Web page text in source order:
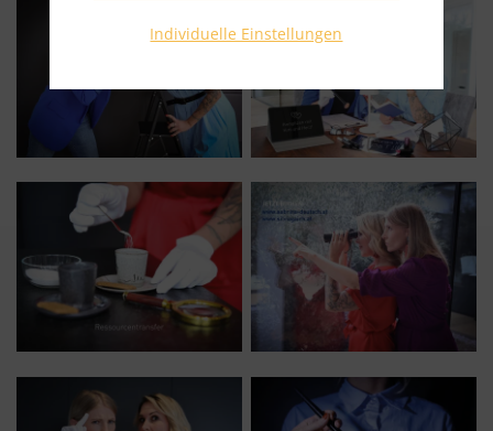
Individuelle Einstellungen